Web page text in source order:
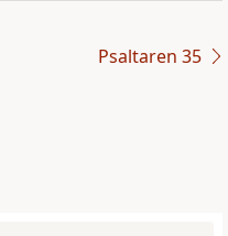
Psaltaren 35